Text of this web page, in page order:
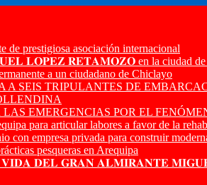
de prestigiosa asociación internacional
𝐋𝐎𝐏𝐄𝐙 𝐑𝐄𝐓𝐀𝐌𝐎𝐙𝐎 en la ciudad de
a un ciudadano de Chiclayo
A SEIS TRIPULANTES DE
EMERGENCIAS POR EL
para articular labores a favor de la
con empresa privada para construir
pesqueras en Arequipa
𝐃𝐄𝐋 𝐆𝐑𝐀𝐍 𝐀𝐋𝐌𝐈𝐑𝐀𝐍𝐓𝐄